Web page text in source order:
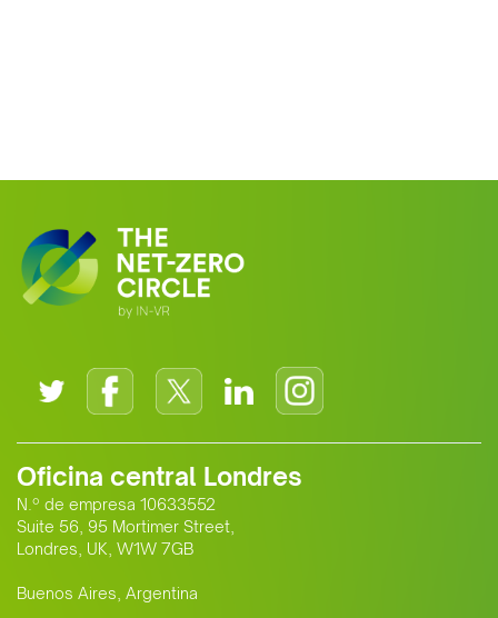
Oficina central Londres
N.º de empresa 10633552
Suite 56, 95 Mortimer Street,
Londres, UK, W1W 7GB
Buenos Aires, Argentina